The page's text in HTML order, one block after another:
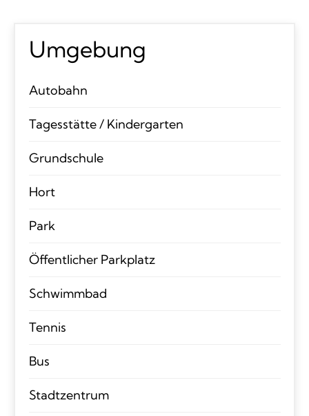
Umgebung
Autobahn
Tagesstätte / Kindergarten
Grundschule
Hort
Park
Öffentlicher Parkplatz
Schwimmbad
Tennis
Bus
Stadtzentrum